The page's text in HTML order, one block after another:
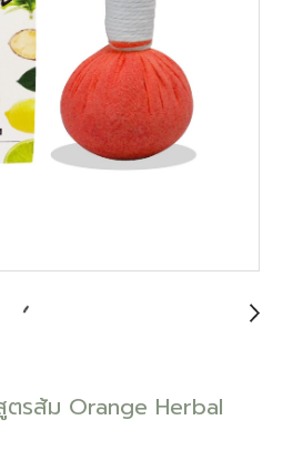
ตรส้ม Orange Herbal